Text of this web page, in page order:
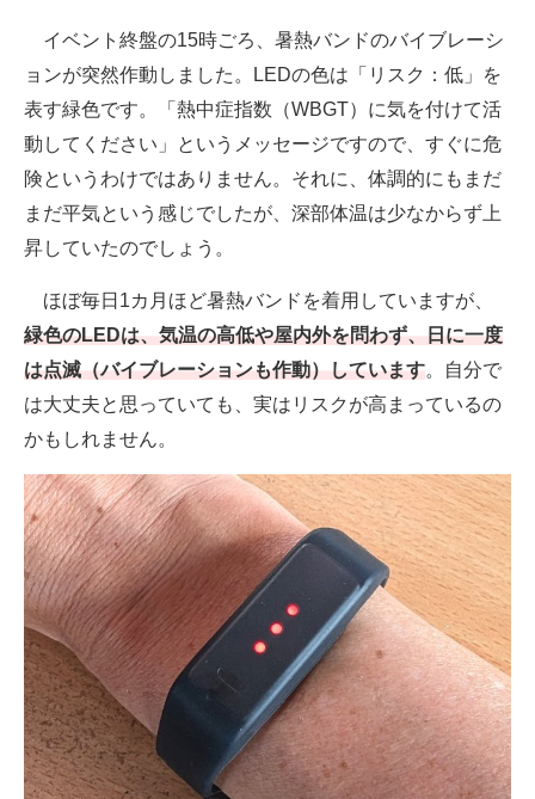
イベント終盤の15時ごろ、暑熱バンドのバイブレーシ
ョンが突然作動しました。LEDの色は「リスク：低」を
表す緑色です。「熱中症指数（WBGT）に気を付けて活
動してください」というメッセージですので、すぐに危
険というわけではありません。それに、体調的にもまだ
まだ平気という感じでしたが、深部体温は少なからず上
昇していたのでしょう。
ほぼ毎日1カ月ほど暑熱バンドを着用していますが、
緑色のLEDは、気温の高低や屋内外を問わず、日に一度
は点滅（バイブレーションも作動）しています。自分で
は大丈夫と思っていても、実はリスクが高まっているの
かもしれません。